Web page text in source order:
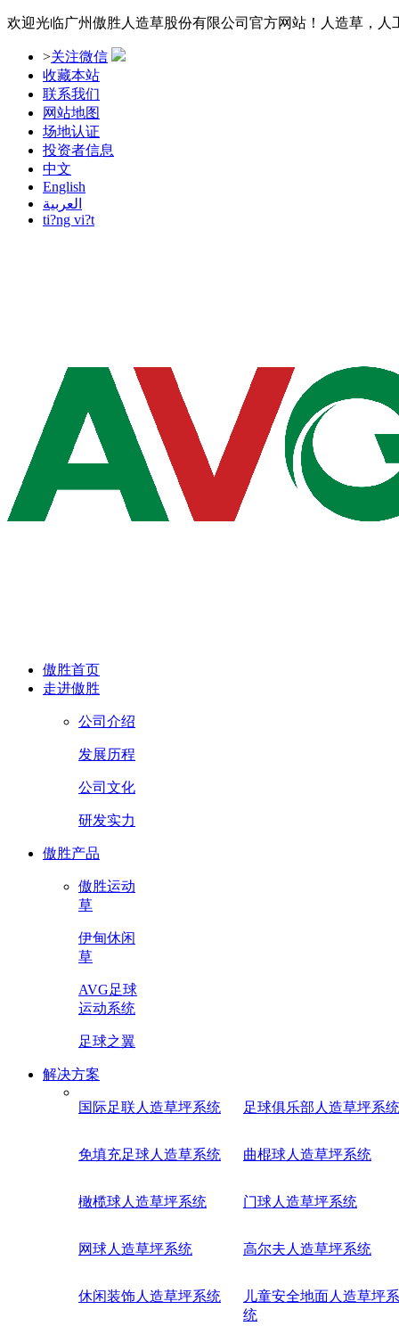
欢迎光临广州傲胜人造草股份有限公司官方网站！人造草，
>关注微信
收藏本站
联系我们
网站地图
场地认证
投资者信息
中文
English
العربية
ti?ng vi?t
傲胜首页
走进傲胜
公司介绍
发展历程
公司文化
研发实力
傲胜产品
傲胜运动
草
伊甸休闲
草
AVG足球
运动系统
足球之翼
解决方案
国际足联人造草坪系统 足球俱乐部人造草坪系统
免填充足球人造草系统 曲棍球人造草坪系统
橄榄球人造草坪系统 门球人造草坪系统
网球人造草坪系统 高尔夫人造草坪系统
休闲装饰人造草坪系统
儿童安全地面人造草坪系
统